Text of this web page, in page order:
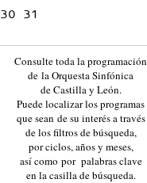
30
31
Consulte toda la programación
de la Orquesta Sinfónica
de Castilla y León.
Puede localizar los programas
que sean de su interés a través
de los filtros de búsqueda,
por ciclos, años y meses,
así como por palabras clave
en la casilla de búsqueda.